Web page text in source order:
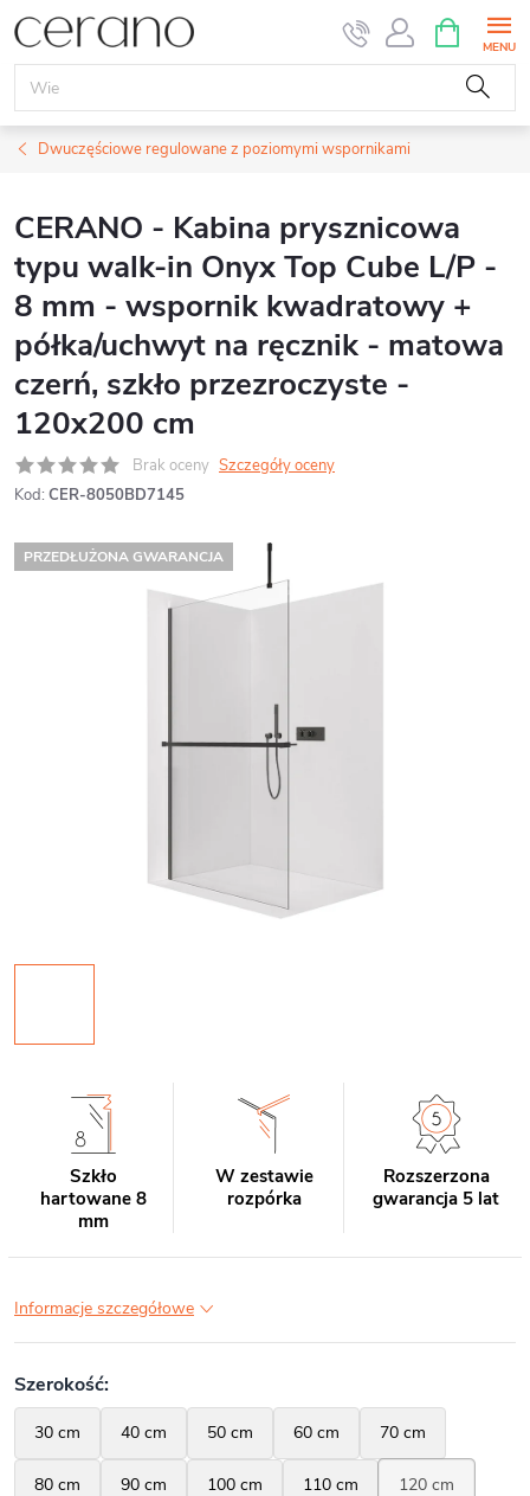
Przejść
do
treści
KOSZYK
Dwuczęściowe regulowane z poziomymi wspornikami
CERANO - Kabina prysznicowa
typu walk-in Onyx Top Cube L/P -
8 mm - wspornik kwadratowy +
półka/uchwyt na ręcznik - matowa
czerń, szkło przezroczyste -
120x200 cm
Brak oceny Szczegóły oceny
Kod: CER-8050BD7145
PRZEDŁUŻONA GWARANCJA
Szkło
hartowane 8
mm
W zestawie
rozpórka
Rozszerzona
gwarancja 5 lat
Informacje szczegółowe